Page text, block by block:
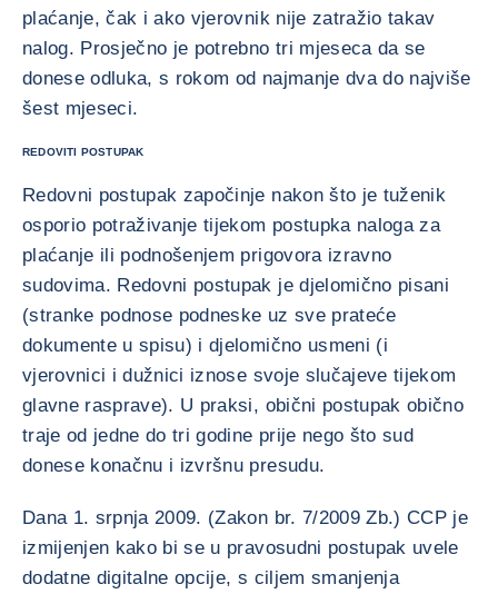
plaćanje, čak i ako vjerovnik nije zatražio takav
nalog. Prosječno je potrebno tri mjeseca da se
donese odluka, s rokom od najmanje dva do najviše
šest mjeseci.
REDOVITI POSTUPAK
Redovni postupak započinje nakon što je tuženik
osporio potraživanje tijekom postupka naloga za
plaćanje ili podnošenjem prigovora izravno
sudovima. Redovni postupak je djelomično pisani
(stranke podnose podneske uz sve prateće
dokumente u spisu) i djelomično usmeni (i
vjerovnici i dužnici iznose svoje slučajeve tijekom
glavne rasprave). U praksi, obični postupak obično
traje od jedne do tri godine prije nego što sud
donese konačnu i izvršnu presudu.
Dana 1. srpnja 2009. (Zakon br. 7/2009 Zb.) CCP je
izmijenjen kako bi se u pravosudni postupak uvele
dodatne digitalne opcije, s ciljem smanjenja